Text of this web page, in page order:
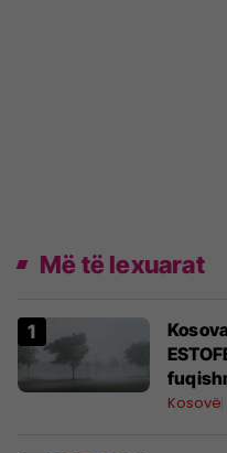
Më të lexuarat
forta
Kosovë